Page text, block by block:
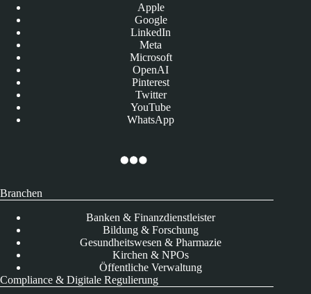
Apple
Google
LinkedIn
Meta
Microsoft
OpenAI
Pinterest
Twitter
YouTube
WhatsApp
Branchen
Banken & Finanzdienstleister
Bildung & Forschung
Gesundheitswesen & Pharmazie
Kirchen & NPOs
Öffentliche Verwaltung
Compliance & Digitale Regulierung